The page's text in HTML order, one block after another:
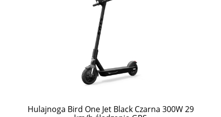
Hulajnoga Bird One Jet Black Czarna 300W 29